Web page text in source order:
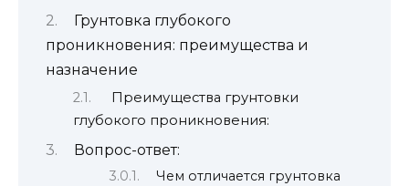
Грунтовка глубокого
проникновения: преимущества и
назначение
Преимущества грунтовки
глубокого проникновения:
Вопрос-ответ:
Чем отличается грунтовка